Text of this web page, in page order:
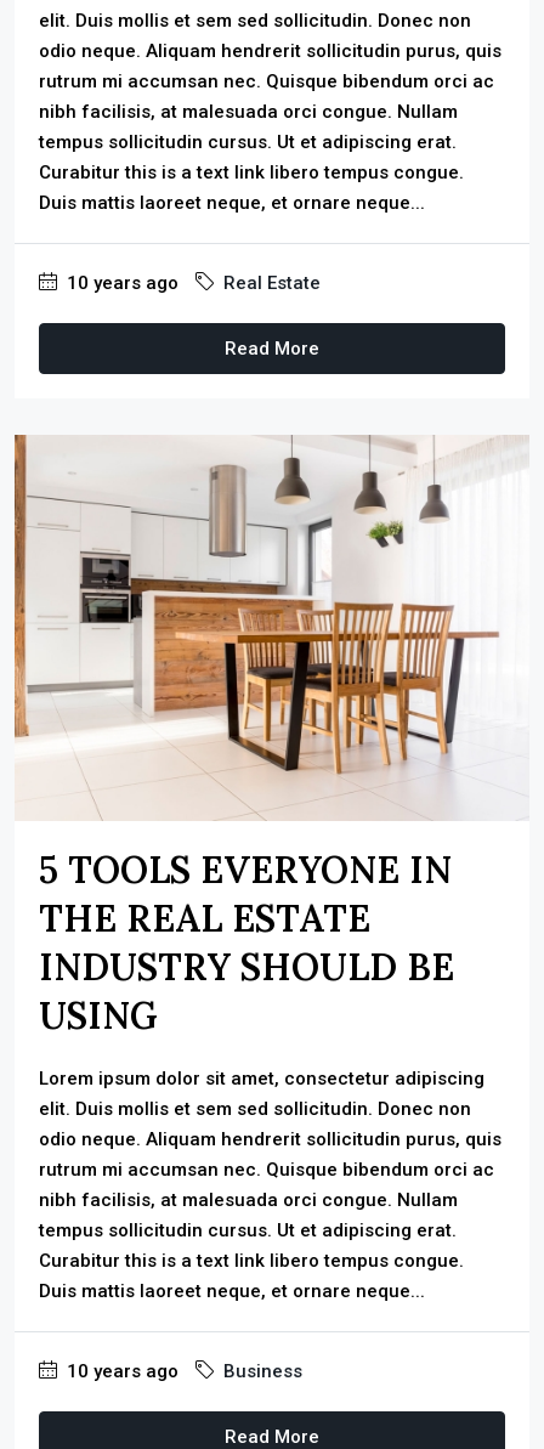
elit. Duis mollis et sem sed sollicitudin. Donec non
odio neque. Aliquam hendrerit sollicitudin purus, quis
rutrum mi accumsan nec. Quisque bibendum orci ac
nibh facilisis, at malesuada orci congue. Nullam
tempus sollicitudin cursus. Ut et adipiscing erat.
Curabitur this is a text link libero tempus congue.
Duis mattis laoreet neque, et ornare neque...
10 years ago Real Estate
Read More
5 TOOLS EVERYONE IN
THE REAL ESTATE
INDUSTRY SHOULD BE
USING
Lorem ipsum dolor sit amet, consectetur adipiscing
elit. Duis mollis et sem sed sollicitudin. Donec non
odio neque. Aliquam hendrerit sollicitudin purus, quis
rutrum mi accumsan nec. Quisque bibendum orci ac
nibh facilisis, at malesuada orci congue. Nullam
tempus sollicitudin cursus. Ut et adipiscing erat.
Curabitur this is a text link libero tempus congue.
Duis mattis laoreet neque, et ornare neque...
10 years ago Business
Read More